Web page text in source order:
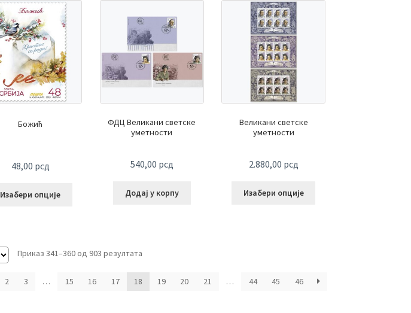
Божић
48,00 рсд
Изабери опције
ФДЦ Великани светске
уметности
540,00 рсд
Додај у корпу
Великани светске
уметности
2.880,00 рсд
Изабери опције
Приказ 341–360 од 903 резултатаСортирано
најновијем
2 3 … 15 16 17 18 19 20 21 … 44 45 46